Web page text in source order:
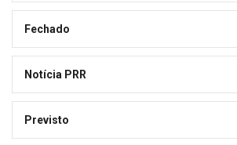
Fechado
Notícia PRR
Previsto